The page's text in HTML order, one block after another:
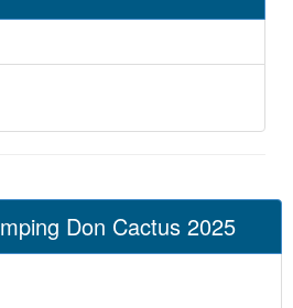
Don Cactus 2025